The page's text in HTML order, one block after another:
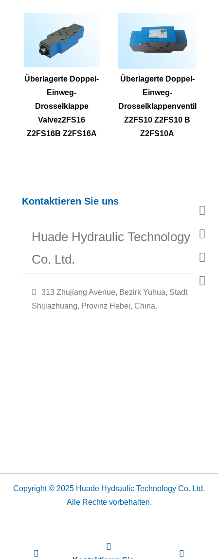
Überlagerte Doppel-
Einweg-
Drosselklappe
Valvez2FS16
Z2FS16B Z2FS16A
Überlagerte Doppel-
Einweg-
Drosselklappenventil
Z2FS10 Z2FS10 B
Z2FS10A
Kontaktieren Sie uns
Huade Hydraulic Technology
Co. Ltd.
313 Zhujiang Avenue, Bezirk Yuhua, Stadt
Shijiazhuang, Provinz Hebei, China.
Copyright © 2025 Huade Hydraulic Technology Co. Ltd.
Alle Rechte vorbehalten.